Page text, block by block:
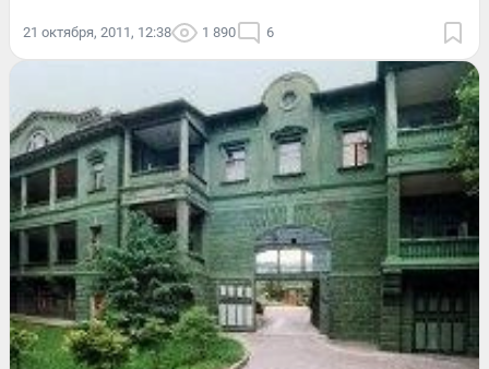
21 октября, 2011, 12:38 1 890 6